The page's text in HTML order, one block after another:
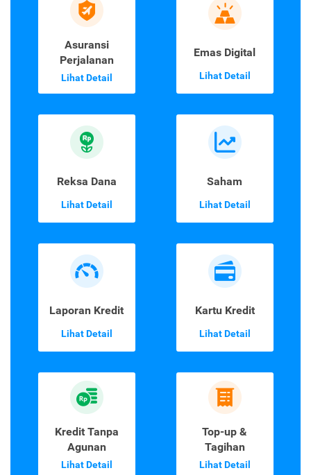
Asuransi
Perjalanan
Lihat Detail
Emas Digital
Lihat Detail
Reksa Dana
Lihat Detail
Saham
Lihat Detail
Laporan Kredit
Lihat Detail
Kartu Kredit
Lihat Detail
Kredit Tanpa
Agunan
Lihat Detail
Top-up &
Tagihan
Lihat Detail